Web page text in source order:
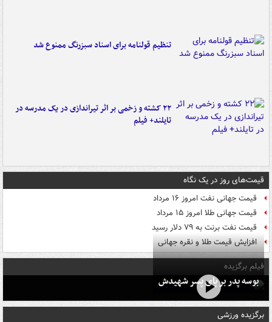
تنظیم قولنامه برای اسناد سبزرنگ ممنوع شد
۲۲ کشته و زخمی بر اثر تیراندازی در یک مدرسه در
تایلند+ فیلم
قیمت‌های روز در یک نگاه
قیمت جهانی نفت امروز ۱۶ مرداد
قیمت جهانی طلا امروز ۱۵ مرداد
قیمت نفت برنت به ۷۹ دلار رسید
افزایش قیمت طلا و نقره جهانی
فیلم برگزیده
بوسه‌ پدر بر پای پسر شهیدش
برگزیده ورزشی